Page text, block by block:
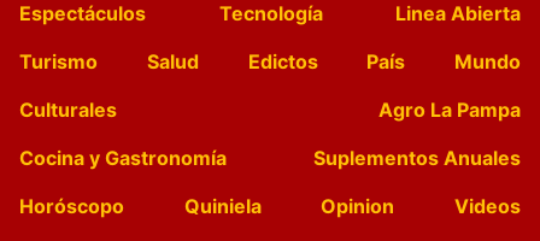
Espectáculos
Tecnología
Linea Abierta
Turismo
Salud Edictos País
Mundo
Culturales
Agro La Pampa
Cocina y Gastronomía
Suplementos Anuales
Horóscopo
Quiniela Opinion
Videos